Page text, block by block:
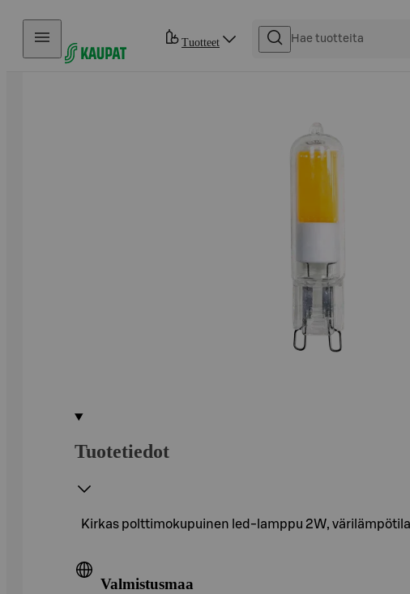
Hyppää sisältöön
Tuotteet
Tuotetiedot
Kirkas polttimokupuinen led-lamppu 2W,
Valmistusmaa